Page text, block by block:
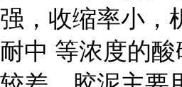
强，收缩率小，
耐中 等浓度的